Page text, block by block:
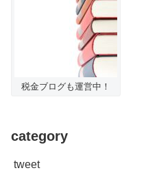
税金ブログも運営中！
category
tweet